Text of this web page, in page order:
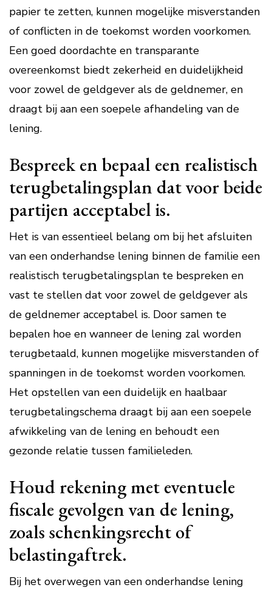
papier te zetten, kunnen mogelijke misverstanden
of conflicten in de toekomst worden voorkomen.
Een goed doordachte en transparante
overeenkomst biedt zekerheid en duidelijkheid
voor zowel de geldgever als de geldnemer, en
draagt bij aan een soepele afhandeling van de
lening.
Bespreek en bepaal een realistisch
terugbetalingsplan dat voor beide
partijen acceptabel is.
Het is van essentieel belang om bij het afsluiten
van een onderhandse lening binnen de familie een
realistisch terugbetalingsplan te bespreken en
vast te stellen dat voor zowel de geldgever als
de geldnemer acceptabel is. Door samen te
bepalen hoe en wanneer de lening zal worden
terugbetaald, kunnen mogelijke misverstanden of
spanningen in de toekomst worden voorkomen.
Het opstellen van een duidelijk en haalbaar
terugbetalingschema draagt bij aan een soepele
afwikkeling van de lening en behoudt een
gezonde relatie tussen familieleden.
Houd rekening met eventuele
fiscale gevolgen van de lening,
zoals schenkingsrecht of
belastingaftrek.
Bij het overwegen van een onderhandse lening